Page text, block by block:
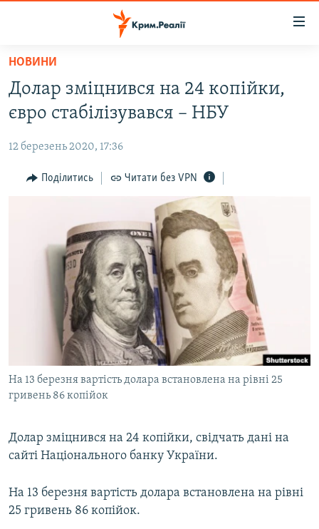
Перейти
основного
матеріалу
Перейти
до
навігації
ВОДА.КРИМ
ВІДЕО ТА ФОТО
ПОЛІТИКА
БЛОГИ
ВСЕ ЗА ДЕНЬ
СПЕЦПРОЕКТИ
ДЕПОРТАЦІЯ
ВІДЕОУРОКИ «ELIFBE»
СВІДЧЕННЯ ОКУПАЦІЇ
УКРАЇНСЬКА ПРОБЛЕМА КРИМУ
ЯК ОБІЙТИ БЛОКУВАННЯ
Qırımtatar
НОВИНИ
Долар зміцнився на 24 копійки,
євро стабілізувався – НБУ
12 березень 2020, 17:36
Поділитись Читати без VPN
На 13 березня вартість долара встановлена на рівні 25
гривень 86 копійок
Долар зміцнився на 24 копійки, свідчать дані на
сайті Національного банку України.
На 13 березня вартість долара встановлена на рівні
25 гривень 86 копійок.